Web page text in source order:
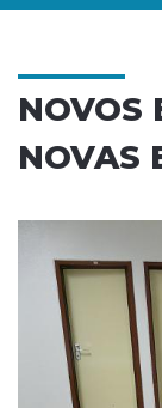
NOVOS
NOVAS